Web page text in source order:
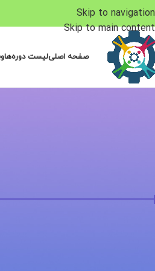
Skip to navigation
Skip to main content
صفحه اصلیلیست دوره‌ها